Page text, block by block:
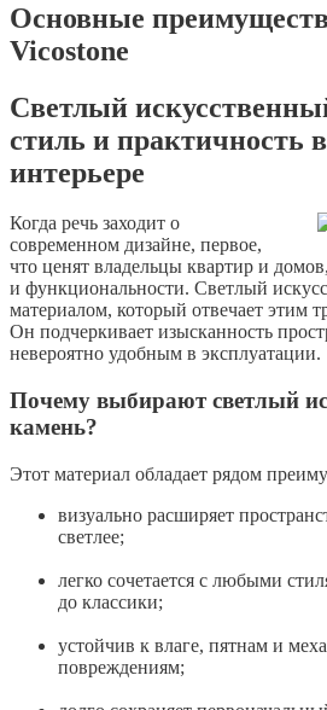
Основные
Vicostone
Светлый
стиль и практичность
интерьере
Когда речь заходит о
современном дизайне, первое,
что ценят владельцы квартир и
и функциональности. Светлый
материалом, который отвечает этим
Он подчеркивает изысканность
невероятно удобным в эксплуатации.
Почему выбирают светлый
камень?
Этот материал обладает рядом
визуально расширяет
светлее;
легко сочетается с любыми
до классики;
устойчив к влаге, пятнам и
повреждениям;